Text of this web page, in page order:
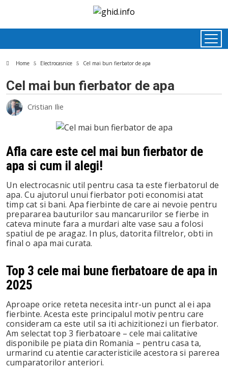
Home Electrocasnice Cel mai bun fierbator de apa
Cel mai bun fierbator de apa
Cristian Ilie
Afla care este cel mai bun fierbator de
apa si cum il alegi!
Un electrocasnic util pentru casa ta este fierbatorul de
apa. Cu ajutorul unui fierbator poti economisi atat
timp cat si bani. Apa fierbinte de care ai nevoie pentru
prepararea bauturilor sau mancarurilor se fierbe in
cateva minute fara a murdari alte vase sau a folosi
spatiul de pe aragaz. In plus, datorita filtrelor, obti in
final o apa mai curata.
Top 3 cele mai bune fierbatoare de apa in
2025
Aproape orice reteta necesita intr-un punct al ei apa
fierbinte. Acesta este principalul motiv pentru care
consideram ca este util sa iti achizitionezi un fierbator.
Am selectat top 3 fierbatoare – cele mai calitative
disponibile pe piata din Romania – pentru casa ta,
urmarind cu atentie caracteristicile acestora si parerea
cumparatorilor anteriori.